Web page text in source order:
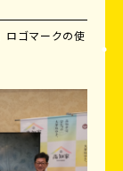
ロゴマークの使